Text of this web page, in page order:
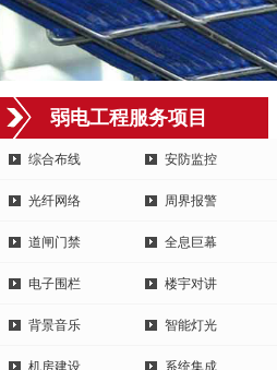
弱电工程服务项目
综合布线 安防监控
光纤网络 周界报警
道闸门禁 全息巨幕
电子围栏 楼宇对讲
背景音乐 智能灯光
机房建设 系统集成